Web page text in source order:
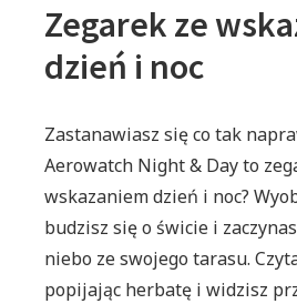
Zegarek ze
dzień i noc
Zastanawiasz się co tak
Aerowatch Night & Day to
wskazaniem dzień i noc?
budzisz się o świcie i
niebo ze swojego tarasu.
popijając herbatę i widzisz